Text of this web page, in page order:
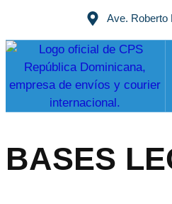
Ave. Roberto
BASES